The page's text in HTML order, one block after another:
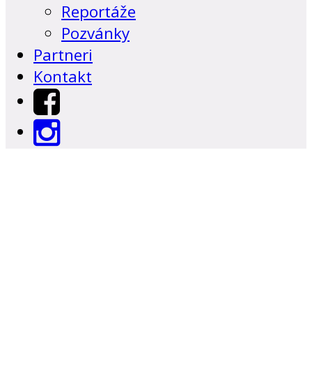
Reportáže
Pozvánky
Partneri
Kontakt